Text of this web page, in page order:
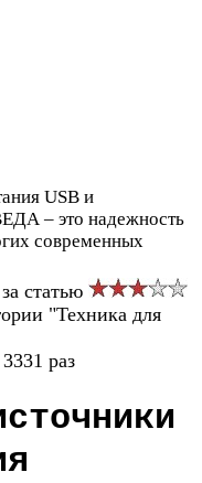
USB и
– это надежность
современных
статью
"Техника для
раз